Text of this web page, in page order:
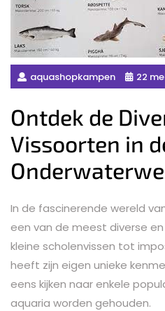
aquashopkampen 22
Ontdek de
Vissoorten in
In de fascinerende wereld
een van de meest diverse
kleine scholenvissen tot
heeft zijn eigen unieke
eens kijken naar enkele
aquaria worden gehouden.